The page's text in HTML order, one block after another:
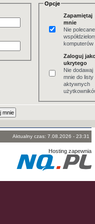
Opcje
Zapamiętaj
mnie
Nie
komputerów
Zaloguj
ukrytego
Nie dodawaj
mnie do listy
aktywnych
Aktualny czas: 7.08.2026 - 23:31
Hosting zapewnia